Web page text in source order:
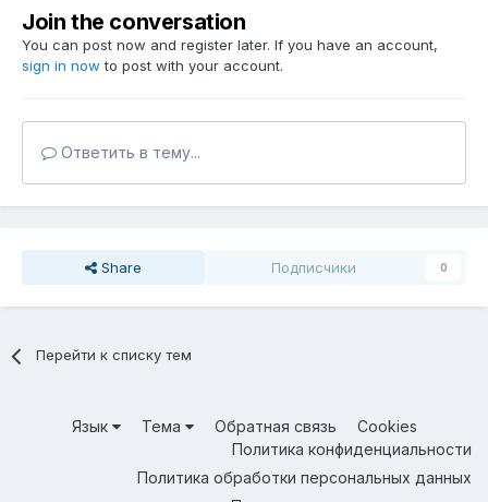
Join the conversation
You can post now and register later. If you have an account,
sign in now to post with your account.
Ответить в тему...
Share Подписчики 0
Перейти к списку тем
Язык Тема Обратная связь
Cookies
Политика конфиденциальности
Политика обработки персональных данных